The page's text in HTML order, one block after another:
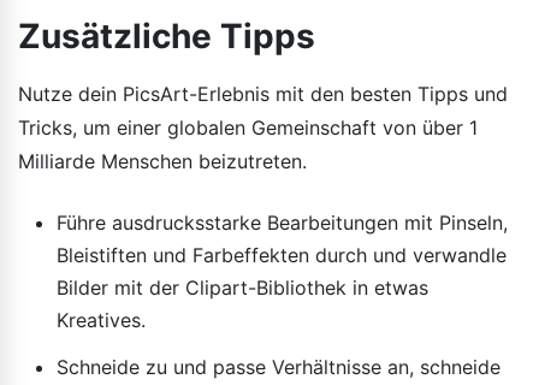
Zusätzliche Tipps
Nutze dein PicsArt-Erlebnis mit den besten Tipps und
Tricks, um einer globalen Gemeinschaft von über 1
Milliarde Menschen beizutreten.
Führe ausdrucksstarke Bearbeitungen mit Pinseln,
Bleistiften und Farbeffekten durch und verwandle
Bilder mit der Clipart-Bibliothek in etwas
Kreatives.
Schneide zu und passe Verhältnisse an, schneide